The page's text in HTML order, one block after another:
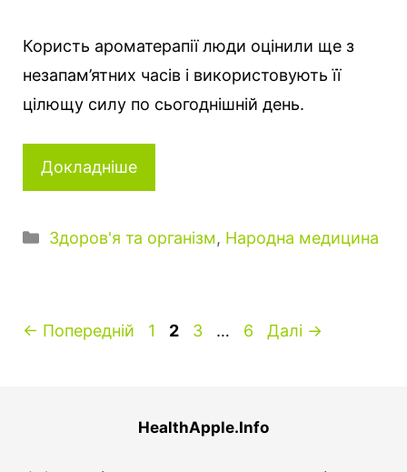
Користь ароматерапії люди оцінили ще з
незапам’ятних часів і використовують її
цілющу силу по сьогоднішній день.
Докладніше
Категорії
Здоров'я та організм, Народна медицина
← Попередній Сторінка
1 Сторінка
2 Сторінка
3 … Сторінка
6 Далі →
HealthApple.Info